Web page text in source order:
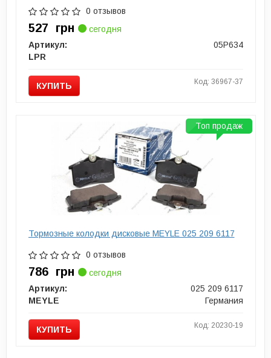
0 отзывов
527 грн
сегодня
Артикул:
05P634
LPR
КУПИТЬ Код: 36967-37
Тормозные колодки дисковые MEYLE 025 209 6117
0 отзывов
786 грн
сегодня
Артикул:
025 209 6117
MEYLE
Германия
КУПИТЬ Код: 20230-19
Топ продаж